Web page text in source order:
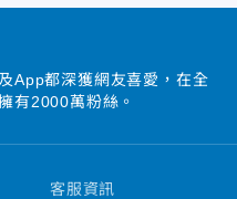
App都深獲網友喜愛，在全
有2000萬粉絲。
客服資訊